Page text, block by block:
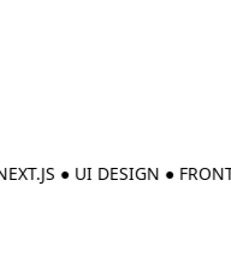
● UI DESIGN ●